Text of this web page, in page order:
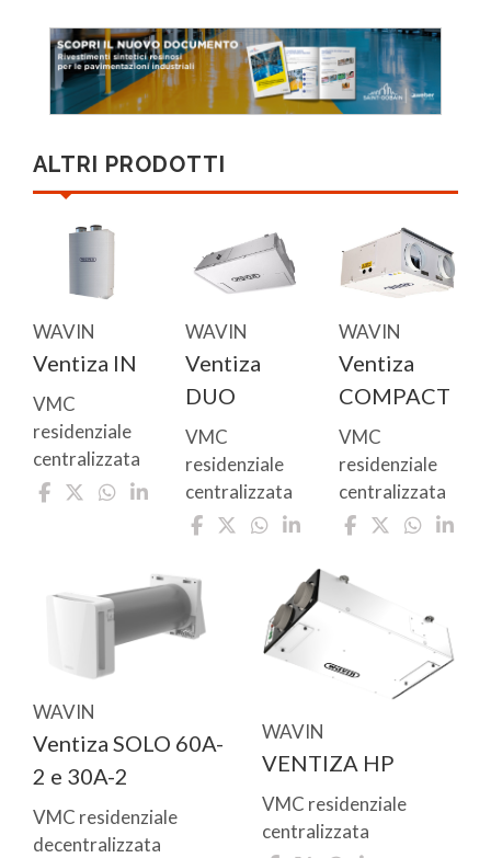
ALTRI PRODOTTI
WAVIN
Ventiza IN
VMC
residenziale
centralizzata
WAVIN
Ventiza
DUO
VMC
residenziale
centralizzata
WAVIN
Ventiza
COMPACT
VMC
residenziale
centralizzata
WAVIN
Ventiza SOLO 60A-
2 e 30A-2
VMC residenziale
decentralizzata
WAVIN
VENTIZA HP
VMC residenziale
centralizzata